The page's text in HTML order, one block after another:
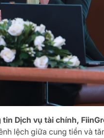
Dịch vụ tài chính,
lệch giữa cung tiền và